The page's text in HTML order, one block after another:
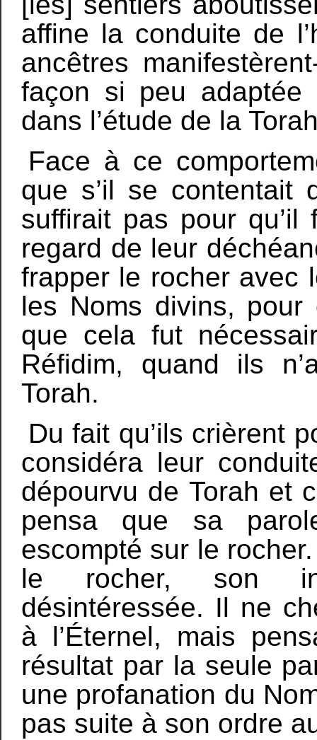
affine la conduite de
ancêtres
façon si peu adaptée
dans l’étude de la
Face à ce
que s’il se contentait
suffirait pas pour qu’il
regard de leur
frapper le rocher avec
les Noms divins, pour
que cela fut
Réfidim, quand ils
Torah.
Du fait qu’ils crièrent
considéra leur
dépourvu de Torah et
pensa que sa
escompté sur le
le rocher, son
désintéressée. Il ne
à l’Éternel, mais
résultat par la seule
une profanation du
pas suite à son ordre